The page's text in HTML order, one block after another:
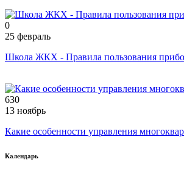
0
25 февраль
Школа ЖКХ - Правила пользования
630
13 ноябрь
Какие особенности управления
Календарь